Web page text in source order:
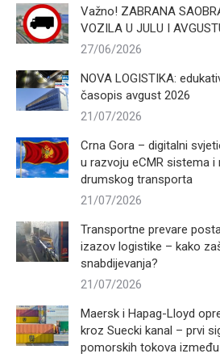
Važno! ZABRANA
VOZILA U JULU I
27/06/2026
NOVA LOGISTIKA:
časopis avgust 2026
21/07/2026
Crna Gora – digitalni
u razvoju eCMR sistema i
drumskog transporta
21/07/2026
Transportne prevare
izazov logistike – kako
snabdijevanja?
21/07/2026
Maersk i Hapag-Lloyd
kroz Suecki kanal – prvi
pomorskih tokova